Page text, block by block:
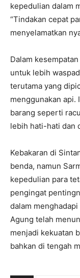
kepedulian dalam
“Tindakan cepat
menyelamatkan
Dalam
untuk lebih
terutama yang
menggunakan api.
barang seperti
lebih hati-hati dan
Kebakaran di
benda, namun
kepedulian para
pengingat
dalam
Agung telah
menjadi kekuatan
bahkan di tengah